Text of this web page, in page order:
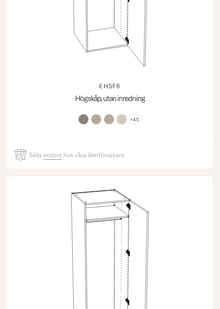
EHSF6
Högskåp, utan inredning
+45
Säljsendast hos våra återförsäljare